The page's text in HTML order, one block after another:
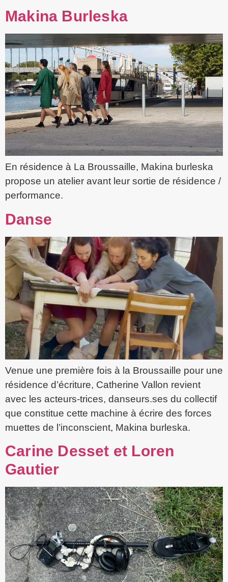
Makina Burleska
En résidence à La Broussaille, Makina burleska
propose un atelier avant leur sortie de résidence /
performance.
Danse
Venue une première fois à la Broussaille pour une
résidence d’écriture, Catherine Vallon revient
avec les acteurs-trices, danseurs.ses du collectif
que constitue cette machine à écrire des forces
muettes de l’inconscient, Makina burleska.
Carine Desset et Loren
Gautier